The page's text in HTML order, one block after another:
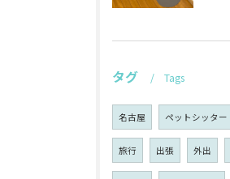
タグ Tags
名古屋 ペットシッター
旅行 出張 外出